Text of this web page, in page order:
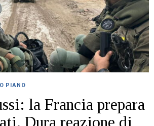
PIANO
la Francia prepara
Dura reazione di